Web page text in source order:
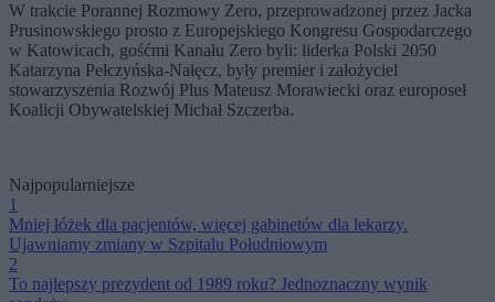
W trakcie Porannej Rozmowy Zero, przeprowadzonej przez Jacka
Prusinowskiego prosto z Europejskiego Kongresu Gospodarczego
w Katowicach, gośćmi Kanału Zero byli: liderka Polski 2050
Katarzyna Pełczyńska-Nałęcz, były premier i założyciel
stowarzyszenia Rozwój Plus Mateusz Morawiecki oraz europoseł
Koalicji Obywatelskiej Michał Szczerba.
Najpopularniejsze
1
Mniej łóżek dla pacjentów, więcej gabinetów dla lekarzy.
Ujawniamy zmiany w Szpitalu Południowym
2
To najlepszy prezydent od 1989 roku? Jednoznaczny wynik